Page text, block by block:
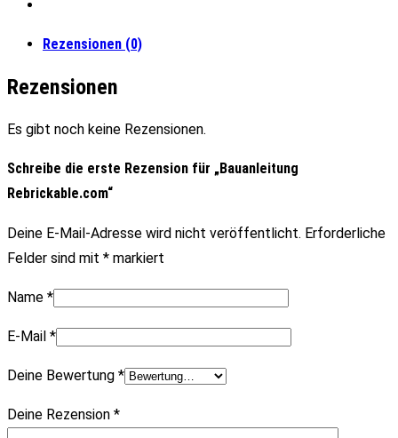
Rezensionen (0)
Rezensionen
Es gibt noch keine Rezensionen.
Schreibe die erste Rezension für „Bauanleitung
Rebrickable.com“
Deine E-Mail-Adresse wird nicht veröffentlicht. Erforderliche
Felder sind mit * markiert
Name *
E-Mail *
Deine Bewertung *
Deine Rezension *